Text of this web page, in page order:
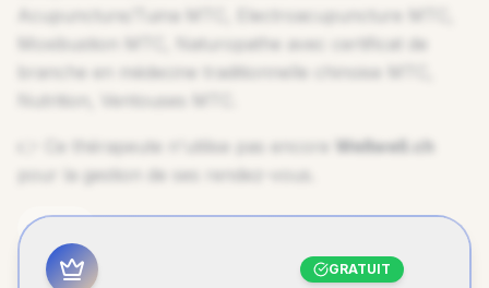
Acupuncture/Tuina MTC, Electroacupuncture MTC,
Moxibustion MTC, Naturopathe avec certificat de
branche en médecine traditionnelle chinoise MTC,
Nutrition, Ventouses MTC
👉 Ce thérapeute n'utilise pas encore
Wellwell.ch
pour la gestion de ses rendez-vous.
VOTRE PROFIL
GRATUIT